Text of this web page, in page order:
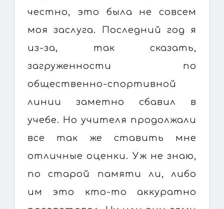
честно, это была не совсем
моя заслуга. Последний год я
из-за, так сказать,
загруженности по
общественно-спортивной
линии заметно сбавил в
учебе. Но учителя продолжали
все так же ставить мне
отличные оценки. Уж не знаю,
по старой памяти ли, либо
им это кто-то аккуратно